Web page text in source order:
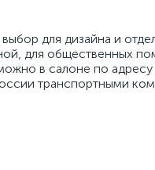
для дизайна и
для общественных
в салоне по
транспортными